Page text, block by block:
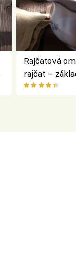
Rajčatová
rajčat –